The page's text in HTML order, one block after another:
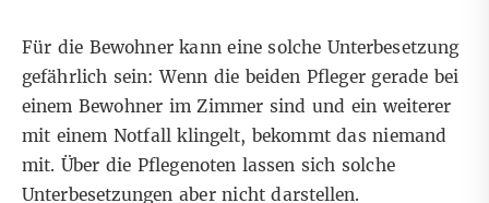
Für die Bewohner kann eine solche Unterbesetzung
gefährlich sein: Wenn die beiden Pfleger gerade bei
einem Bewohner im Zimmer sind und ein weiterer
mit einem Notfall klingelt, bekommt das niemand
mit. Über die Pflegenoten lassen sich solche
Unterbesetzungen aber nicht darstellen.